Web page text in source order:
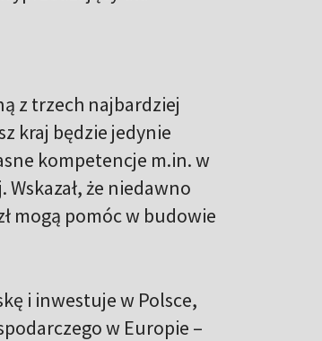
z trzech najbardziej
kraj będzie jedynie
kompetencje m.in. w
że niedawno
mogą pomóc w budowie
i inwestuje w Polsce,
w Europie –